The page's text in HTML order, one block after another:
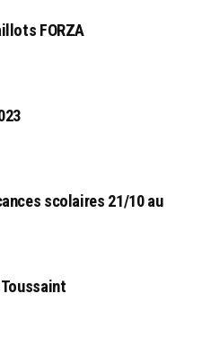
FORZA
scolaires 21/10 au